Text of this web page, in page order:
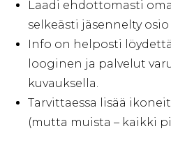
Laadi ehdottomasti
selkeästi jäsennelty
Info on helposti
looginen ja palvelut
kuvauksella.
Tarvittaessa lisää
(mutta muista – kaikki